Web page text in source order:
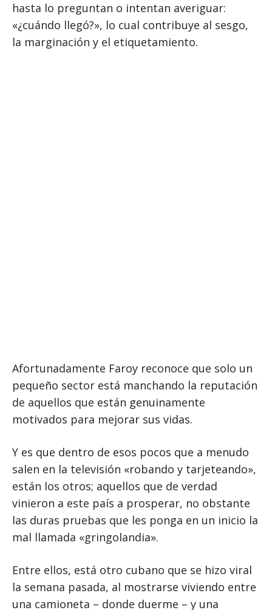
hasta lo preguntan o intentan averiguar:
«¿cuándo llegó?», lo cual contribuye al sesgo,
la marginación y el etiquetamiento.
Afortunadamente Faroy reconoce que solo un
pequeño sector está manchando la reputación
de aquellos que están genuinamente
motivados para mejorar sus vidas.
Y es que dentro de esos pocos que a menudo
salen en la televisión «robando y tarjeteando»,
están los otros; aquellos que de verdad
vinieron a este país a prosperar, no obstante
las duras pruebas que les ponga en un inicio la
mal llamada «gringolandia».
Entre ellos, está otro cubano que se hizo viral
la semana pasada, al mostrarse viviendo entre
una camioneta – donde duerme – y una